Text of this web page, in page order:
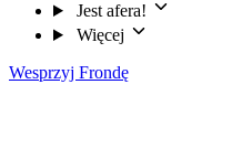
Jest afera!
Więcej
Wesprzyj Frondę